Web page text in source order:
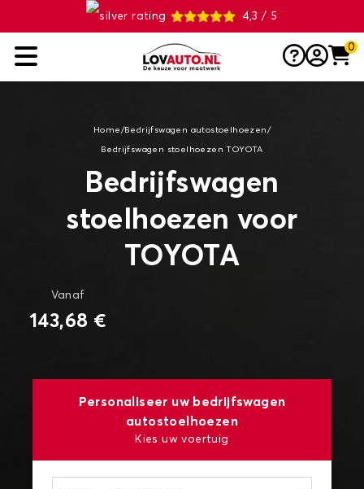
4,3 / 5
0
Home / Bedrijfswagen autostoelhoezen /
Bedrijfswagen stoelhoezen TOYOTA
Bedrijfswagen
stoelhoezen voor
TOYOTA
Vanaf
143,68 €
Personaliseer uw bedrijfswagen
autostoelhoezen
Kies uw voertuig